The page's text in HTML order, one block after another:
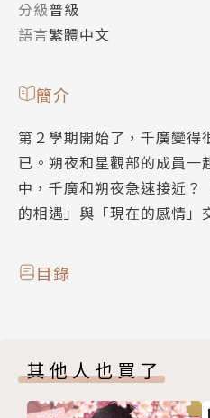
分級普級
語言繁體中文
簡介
第２學期開始了，千廣變得
已。朔夜和星觀部的成員一
中，千廣和朔夜急速接近？
的相遇」與「現在的感情」
目錄
其他人也買了